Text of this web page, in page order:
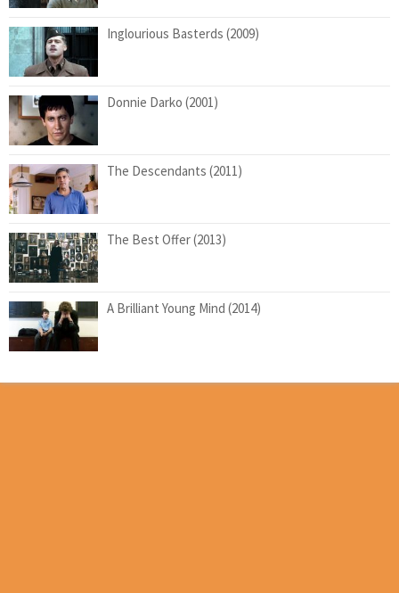
Inglourious Basterds (2009)
Donnie Darko (2001)
The Descendants (2011)
The Best Offer (2013)
A Brilliant Young Mind (2014)